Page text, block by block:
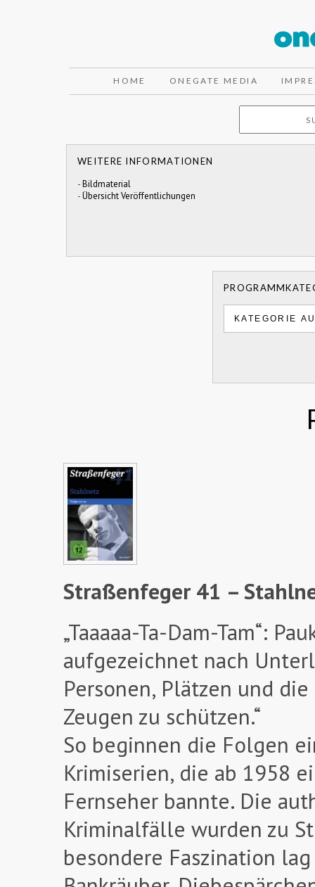
HOME ONEGATE MEDIA
WEITERE INFORMATIONEN
-Bildmaterial
-Übersicht Veröffentlichungen
Straßenfeger 41 –
„Taaaaa-Ta-Dam-Tam“:
aufgezeichnet nach
Personen, Plätzen und
Zeugen zu schützen.“
So beginnen die Folgen
Krimiserien, die ab 1958
Fernseher bannte. Die
Kriminalfälle wurden zu
besondere Faszination